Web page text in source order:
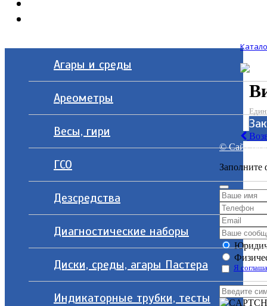
Агары и среды
Ареометры
Весы, гири
ГСО
Дезсредства
Диагностические наборы
Диски, среды, агары Пастера
Индикаторные трубки, тесты
© Сайт
Заполните
Я